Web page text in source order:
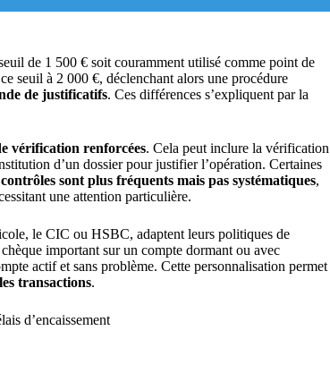
de 1 500 € soit couramment utilisé comme point de
seuil à 2 000 €, déclenchant alors une procédure
de justificatifs. Ces différences s’expliquent par la
vérification renforcées. Cela peut inclure la vérification
d’un dossier pour justifier l’opération. Certaines
sont plus fréquents mais pas systématiques,
une attention particulière.
le CIC ou HSBC, adaptent leurs politiques de
important sur un compte dormant ou avec
actif et sans problème. Cette personnalisation permet
transactions.
d’encaissement